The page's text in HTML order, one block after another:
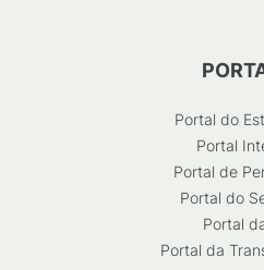
Portal do
Portal
Portal de
Portal do
Portal
Portal da